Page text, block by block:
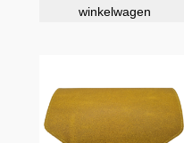
winkelwagen